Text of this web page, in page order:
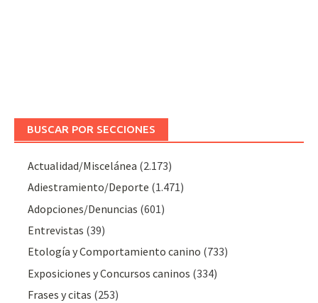
BUSCAR POR SECCIONES
Actualidad/Miscelánea (2.173)
Adiestramiento/Deporte (1.471)
Adopciones/Denuncias (601)
Entrevistas (39)
Etología y Comportamiento canino (733)
Exposiciones y Concursos caninos (334)
Frases y citas (253)